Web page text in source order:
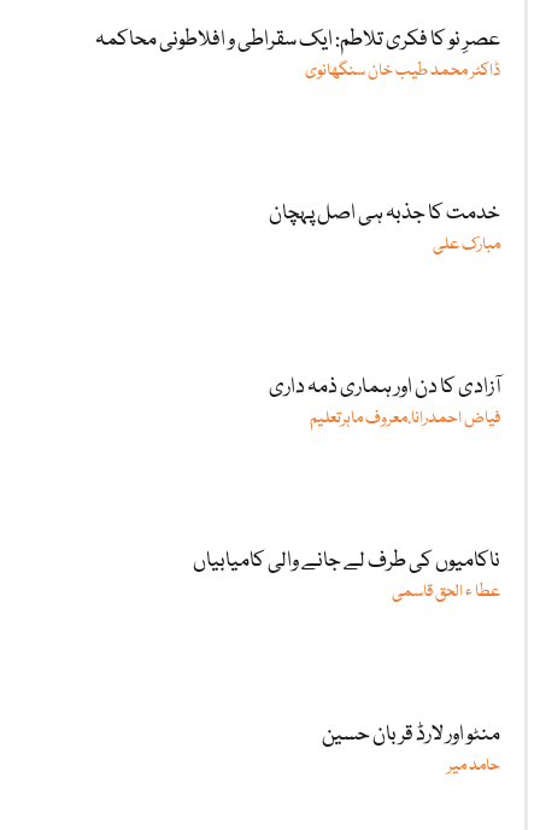
عصرِ نو کا فکری تلاطم: ایک سقراطی و افلاطونی محاکمہ
ڈاکٹر محمد طیب خان سنگھانوی
خدمت کا جذبہ ہی اصل پہچان
مبارک علی
آزادی کا دن اور ہماری ذمہ داری
فیاض احمدرانا،معروف ماہرتعلیم
ناکامیوں کی طرف لے جانے والی کامیابیاں
عطا ء الحق قاسمی
منٹو اور لارڈ قربان حسین
حامد میر